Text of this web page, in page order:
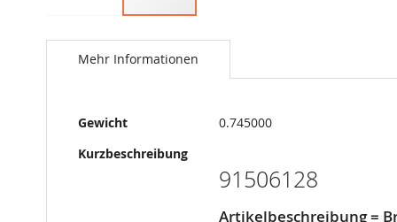
zum
AnfangMehr Informationen
Mehr
Informationen
Gewicht
0.745000
Kurzbeschreibung
91506128
Artikelbeschreibung =